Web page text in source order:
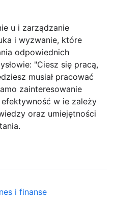
u i zarządzanie
i wyzwanie, które
odpowiednich
"Ciesz się pracą,
musiał pracować
zainteresowanie
w ie zależy
oraz umiejętności
i finanse